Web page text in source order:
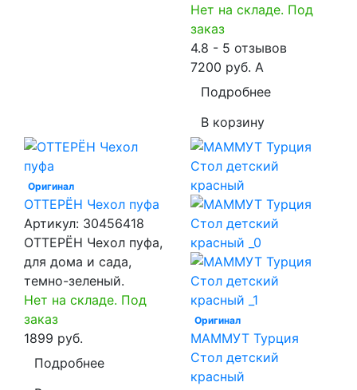
Нет на складе. Под
заказ
4.8 - 5 отзывов
7200 руб. A
Подробнее
В корзину
Оригинал
ОТТЕРЁН Чехол пуфа
Артикул: 30456418
ОТТЕРЁН Чехол пуфа,
для дома и сада,
темно-зеленый.
Нет на складе. Под
заказ
1899 руб.
Подробнее
Оригинал
МАММУТ Турция
Стол детский
красный